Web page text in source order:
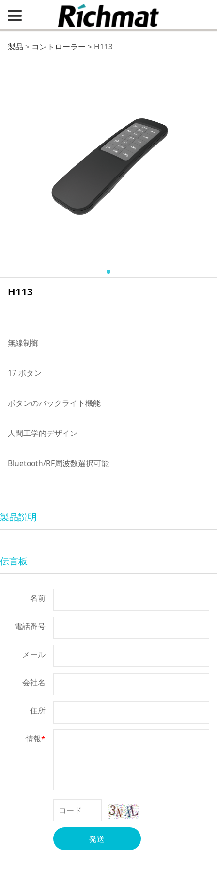
H113
製品 > コントローラー > H113
H113
無線制御
17 ボタン
ボタンのバックライト機能
人間工学的デザイン
Bluetooth/RF周波数選択可能
製品説明
伝言板
名前
電話番号
メール
会社名
住所
情報*
発送